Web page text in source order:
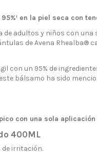
en la piel seca con
adultos y niños con
de Avena Rhealba®
con un 95% de
bálsamo ha sido
con una sola
400ML
de irritación.